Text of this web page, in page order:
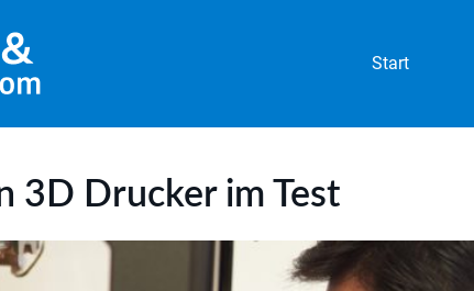
Start
3D Drucker im Test